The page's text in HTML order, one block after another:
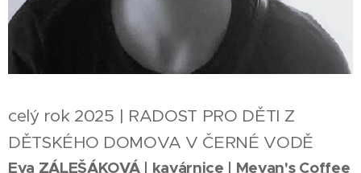
celý rok 2025 | RADOST PRO DĚTI Z
DĚTSKÉHO DOMOVA V ČERNÉ VODĚ
Eva ZÁLEŠÁKOVÁ | kavárnice | Mevan's Coffee